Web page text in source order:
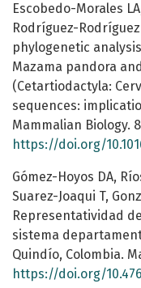
Escobedo-Morales
Rodríguez-Rodríguez
phylogenetic
Mazama pandora
(Cetartiodactyla:
sequences:
Mammalian Biology.
https://doi.org/
Gómez-Hoyos DA,
Suarez-Joaqui T,
Representatividad
sistema
Quindío, Colombia.
https://doi.org/